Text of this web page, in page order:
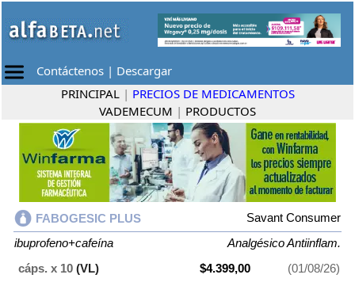
Contáctenos | Descargar
PRINCIPAL | PRECIOS DE MEDICAMENTOS
VADEMECUM | PRODUCTOS
FABOGESIC PLUS
Savant Consumer
ibuprofeno+cafeína
Analgésico Antiinflam.
cáps. x 10 (VL) $4.399,00
(01/08/26)